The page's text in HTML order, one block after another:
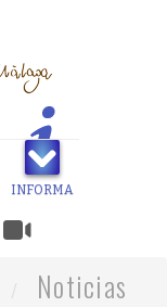
INFORMA
Noticias